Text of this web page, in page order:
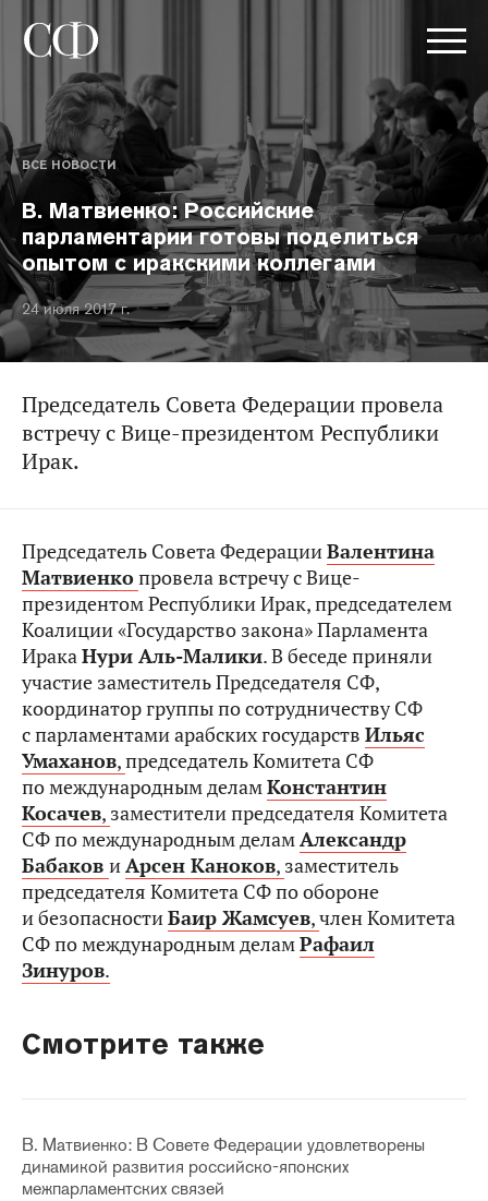
ВСЕ НОВОСТИ
В. Матвиенко: Российские
парламентарии готовы поделиться
опытом с иракскими коллегами
24 июля 2017 г.
Председатель Совета Федерации провела
встречу с Вице-президентом Республики
Ирак.
Председатель Совета ФедерацииВалентина
Матвиенкопровела встречу с Вице-
президентом Республики Ирак, председателем
Коалиции «Государство закона» Парламента
ИракаНури Аль-Малики. В беседе приняли
участие заместитель Председателя СФ,
координатор группы по сотрудничеству СФ
с парламентами арабских государств Ильяс
Умаханов,председатель Комитета СФ
по международным деламКонстантин
Косачев, заместители председателя Комитета
СФ по международным деламАлександр
Бабаков иАрсен Каноков, заместитель
председателя Комитета СФ по обороне
и безопасностиБаир Жамсуев,член Комитета
СФ по международным деламРафаил
Зинуров.
Смотрите также
В. Матвиенко: В Совете Федерации удовлетворены
динамикой развития российско-японских
межпарламентских связей